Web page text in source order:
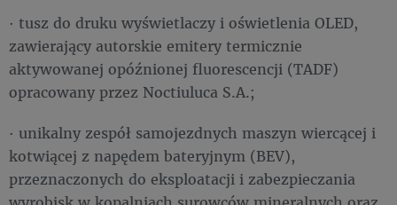
· tusz do druku wyświetlaczy i oświetlenia OLED,
zawierający autorskie emitery termicznie
aktywowanej opóźnionej fluorescencji (TADF)
opracowany przez Noctiuluca S.A.;
· unikalny zespół samojezdnych maszyn wiercącej i
kotwiącej z napędem bateryjnym (BEV),
przeznaczonych do eksploatacji i zabezpieczania